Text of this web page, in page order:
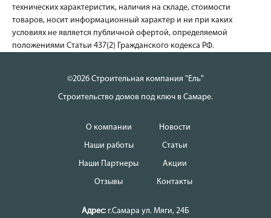
технических характеристик, наличия на складе, стоимости
товаров, носит информационный характер и ни при каких
условиях не является публичной офертой, определяемой
положениями Статьи 437(2) Гражданского кодекса РФ.
©2026 Строительная компания "Ель"
Строительство домов под ключ в Самаре.
О компании
Наши работы
Наши Партнеры
Отзывы
Новости
Статьи
Акции
Контакты
Адрес: г.Самара ул. Мяги, 24Б